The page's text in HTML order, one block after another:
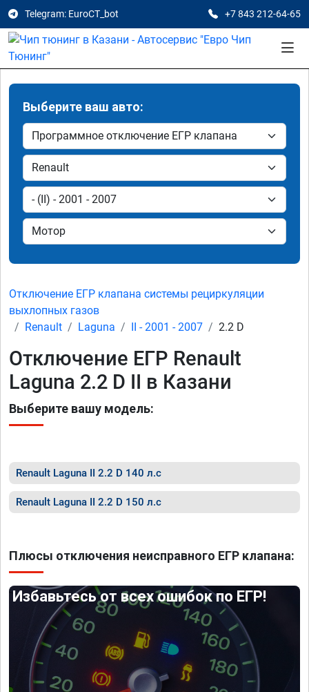
Telegram: EuroCT_bot +7 843 212-64-65
Выберите ваш авто:
Отключение ЕГР клапана системы рециркуляции
выхлопных газов
Renault
Laguna II - 2001 - 2007 2.2 D
Отключение ЕГР Renault
Laguna 2.2 D II в Казани
Выберите вашу модель:
Renault Laguna II 2.2 D 140 л.с
Renault Laguna II 2.2 D 150 л.с
Плюсы отключения неисправного ЕГР клапана:
Избавьтесь от всех ошибок по ЕГР!